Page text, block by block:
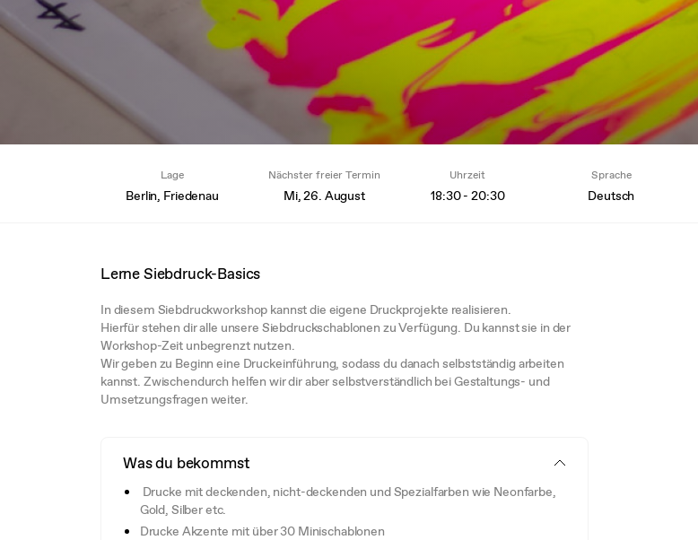
Lage
Berlin, Friedenau
Nächster freier Termin
Mi, 26. August
Uhrzeit
18:30 - 20:30
Sprache
Deutsch
Lerne Siebdruck-Basics
In diesem Siebdruckworkshop kannst die eigene Druckprojekte realisieren.
Hierfür stehen dir alle unsere Siebdruckschablonen zu Verfügung. Du kannst sie in der
Workshop-Zeit unbegrenzt nutzen.
Wir geben zu Beginn eine Druckeinführung, sodass du danach selbstständig arbeiten
kannst. Zwischendurch helfen wir dir aber selbstverständlich bei Gestaltungs- und
Umsetzungsfragen weiter.
Was du bekommst
Drucke mit deckenden, nicht-deckenden und Spezialfarben wie Neonfarbe,
Gold, Silber etc.
Drucke Akzente mit über 30 Minischablonen